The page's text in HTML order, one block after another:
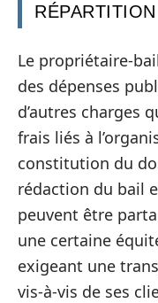
Le propriétaire-
des dépenses
d’autres charges
frais liés à
constitution du
rédaction du bail
peuvent être
une certaine
exigeant une
vis-à-vis de ses